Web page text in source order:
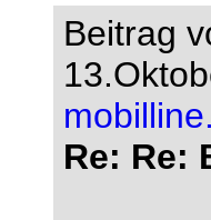
Beitrag
Re: Re: